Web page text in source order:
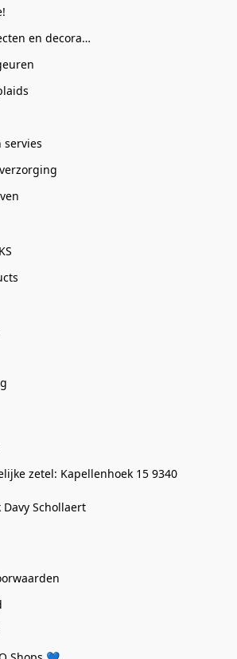
Interieurobjecten en decoratie
servies
zetel: Kapellenhoek 15 9340
Davy Schollaert